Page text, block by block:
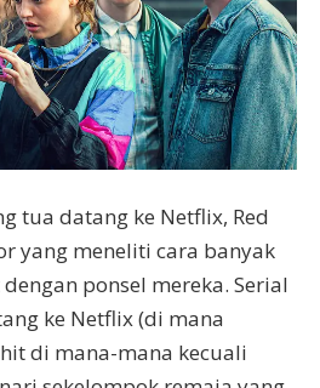
tua datang ke Netflix, Red
yang meneliti cara banyak
ponsel mereka. Serial
ke Netflix (di mana
di mana-mana kecuali